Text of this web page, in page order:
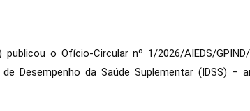
o Ofício-Circular nº 1/2026/AIEDS/GPIND/
Desempenho da Saúde Suplementar (IDSS) –